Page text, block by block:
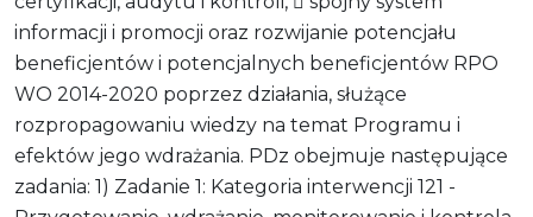
informacji i promocji oraz rozwijanie potencjału
beneficjentów i potencjalnych beneficjentów RPO
WO 2014-2020 poprzez działania, służące
rozpropagowaniu wiedzy na temat Programu i
efektów jego wdrażania. PDz obejmuje następujące
zadania: 1) Zadanie 1: Kategoria interwencji 121 -